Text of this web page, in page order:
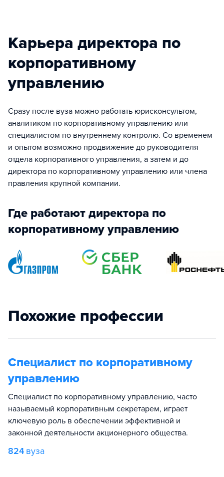
Карьера директора по
корпоративному
управлению
Сразу после вуза можно работать юрисконсультом,
аналитиком по корпоративному управлению или
специалистом по внутреннему контролю. Со временем
и опытом возможно продвижение до руководителя
отдела корпоративного управления, а затем и до
директора по корпоративному управлению или члена
правления крупной компании.
Где работают директора по
корпоративному управлению
Похожие профессии
Специалист по корпоративному
управлению
Специалист по корпоративному управлению, часто
называемый корпоративным секретарем, играет
ключевую роль в обеспечении эффективной и
законной деятельности акционерного общества.
824 вуза